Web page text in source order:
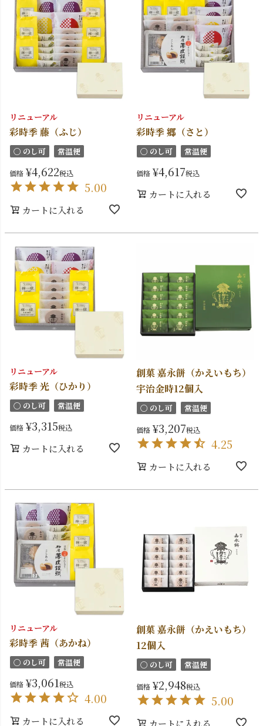
リニューアル
彩時季 藤（ふじ）
〇 のし可 常温便
価格 ¥4,622税込
5.00
カートに入れる
リニューアル
彩時季 郷（さと）
〇 のし可 常温便
価格 ¥4,617税込
カートに入れる
リニューアル
彩時季 光（ひかり）
〇 のし可 常温便
価格 ¥3,315税込
カートに入れる
創菓 嘉永餅（かえいもち）
宇治金時12個入
〇 のし可 常温便
価格 ¥3,207税込
4.25
カートに入れる
リニューアル
彩時季 茜（あかね）
〇 のし可 常温便
価格 ¥3,061税込
4.00
カートに入れる
創菓 嘉永餅（かえいもち）
12個入
〇 のし可 常温便
価格 ¥2,948税込
5.00
カートに入れる